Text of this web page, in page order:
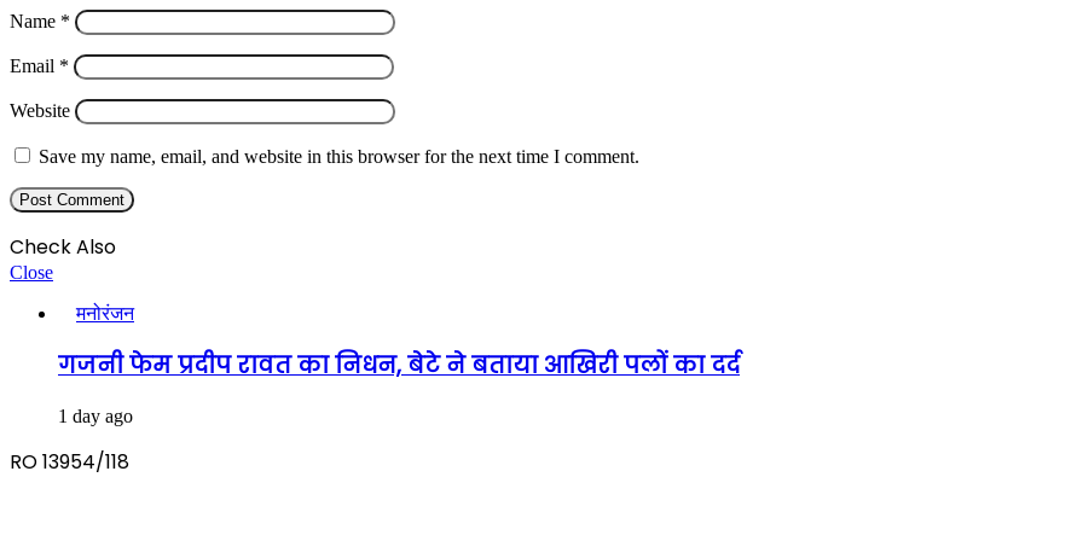
Name *
Email *
Website
Save my name, email, and website in this browser for the next time I comment.
Check Also
Close
मनोरंजन
गजनी फेम प्रदीप रावत का निधन, बेटे ने बताया आखिरी पलों का दर्द
1 day ago
RO 13954/118